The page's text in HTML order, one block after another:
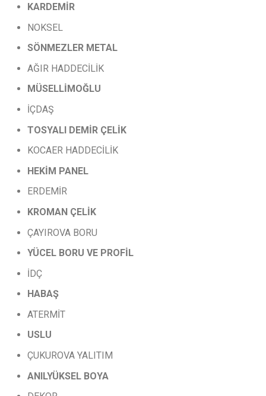
KARDEMİR
NOKSEL
SÖNMEZLER METAL
AĞIR HADDECİLİK
MÜSELLİMOĞLU
İÇDAŞ
TOSYALI DEMİR ÇELİK
KOCAER HADDECİLİK
HEKİM PANEL
ERDEMİR
KROMAN ÇELİK
ÇAYIROVA BORU
YÜCEL BORU VE PROFİL
İDÇ
HABAŞ
ATERMİT
USLU
ÇUKUROVA YALITIM
ANILYÜKSEL BOYA